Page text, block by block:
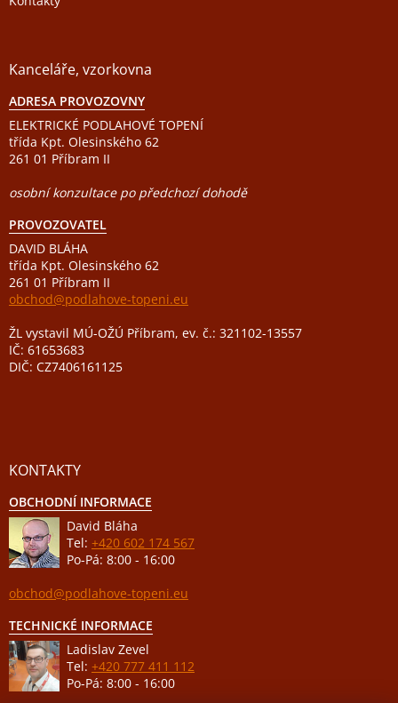
Kanceláře, vzorkovna
ADRESA PROVOZOVNY
ELEKTRICKÉ PODLAHOVÉ TOPENÍ
třída Kpt. Olesinského 62
261 01 Příbram II
osobní konzultace po předchozí dohodě
PROVOZOVATEL
DAVID BLÁHA
třída Kpt. Olesinského 62
261 01 Příbram II
obchod@podlahove-topeni.eu
ŽL vystavil MÚ-OŽÚ Příbram, ev. č.: 321102-13557
IČ: 61653683
DIČ: CZ7406161125
KONTAKTY
OBCHODNÍ INFORMACE
David Bláha
Tel: +420 602 174 567
Po-Pá: 8:00 - 16:00
obchod@podlahove-topeni.eu
TECHNICKÉ INFORMACE
Ladislav Zevel
Tel: +420 777 411 112
Po-Pá: 8:00 - 16:00